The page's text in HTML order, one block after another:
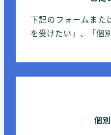
下記のフォームまた
を受けたい」、「個
個